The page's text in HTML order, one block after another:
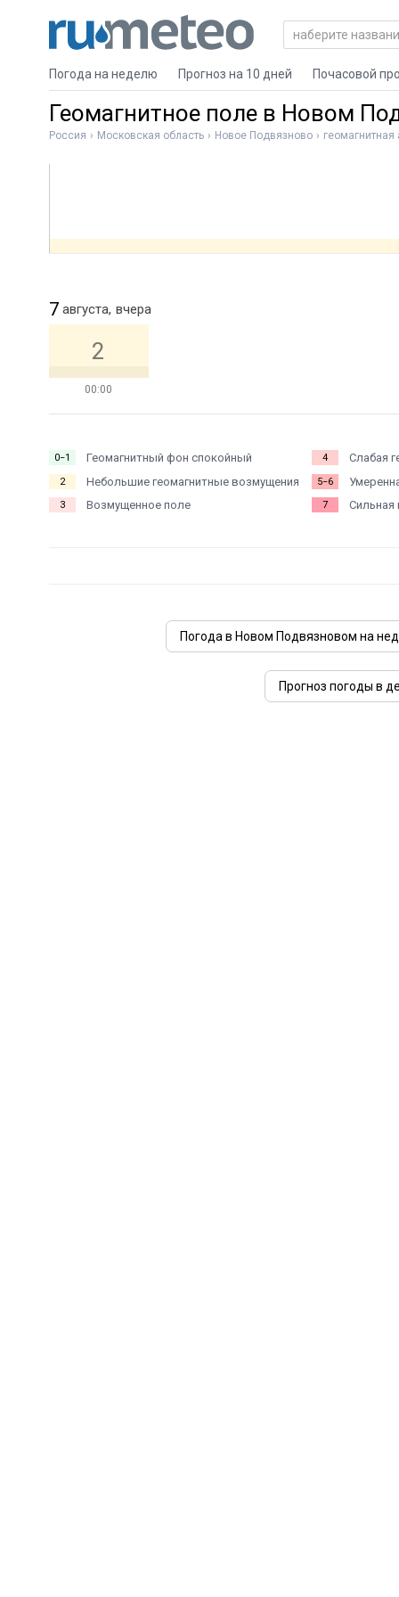
Погода на неделю Прогноз на 10 дней Почасовой
Геомагнитное поле в Новом
Россия Московская область Новое Подвязново геомагнитная
7 августа, вчера
00:00
2
0−1 Геомагнитный фон спокойный
2 Небольшие геомагнитные возмущения
3 Возмущенное поле
4 Слабая
5−6
7 Сильная
Погода в Новом Подвязновом на
Прогноз погоды в